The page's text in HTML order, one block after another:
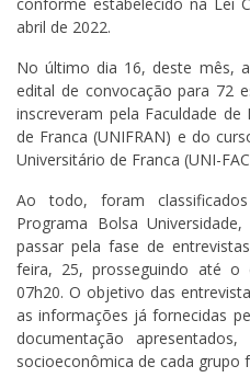
abril de 2022.
No último dia 16, deste mês,
edital de convocação para 72
inscreveram pela Faculdade
de Franca (UNIFRAN) e do
Universitário de Franca (UNI-
Ao todo, foram
Programa Bolsa
passar pela fase de
feira, 25, prosseguindo até
07h20. O objetivo das
as informações já fornecidas
documentação
socioeconômica de cada grupo